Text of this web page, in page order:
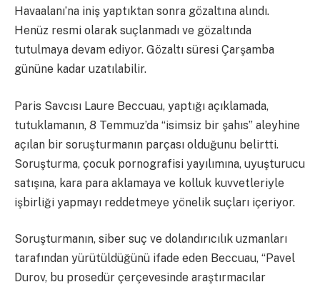
Havaalanı’na iniş yaptıktan sonra gözaltına alındı.
Henüz resmi olarak suçlanmadı ve gözaltında
tutulmaya devam ediyor. Gözaltı süresi Çarşamba
gününe kadar uzatılabilir.
Paris Savcısı Laure Beccuau, yaptığı açıklamada,
tutuklamanın, 8 Temmuz’da “isimsiz bir şahıs” aleyhine
açılan bir soruşturmanın parçası olduğunu belirtti.
Soruşturma, çocuk pornografisi yayılımına, uyuşturucu
satışına, kara para aklamaya ve kolluk kuvvetleriyle
işbirliği yapmayı reddetmeye yönelik suçları içeriyor.
Soruşturmanın, siber suç ve dolandırıcılık uzmanları
tarafından yürütüldüğünü ifade eden Beccuau, “Pavel
Durov, bu prosedür çerçevesinde araştırmacılar